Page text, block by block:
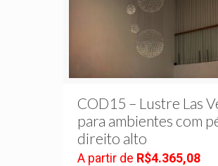
COD15 – Lustre Las
para ambientes com
direito alto
A partir de R$4.365,08